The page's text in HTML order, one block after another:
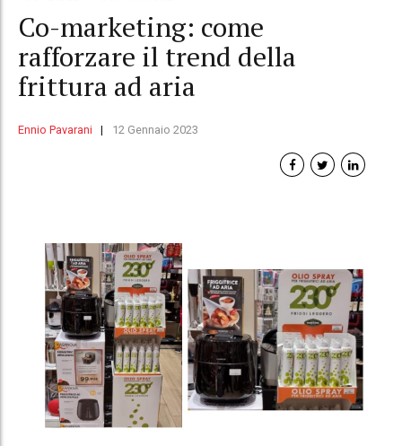
Co-marketing: come
rafforzare il trend della
frittura ad aria
Ennio Pavarani 12 Gennaio 2023